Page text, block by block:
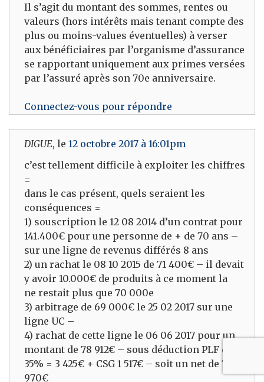
Il s’agit du montant des sommes, rentes ou
valeurs (hors intérêts mais tenant compte des
plus ou moins-values éventuelles) à verser
aux bénéficiaires par l’organisme d’assurance
se rapportant uniquement aux primes versées
par l’assuré après son 70e anniversaire.
Connectez-vous pour répondre
DIGUE, le 12 octobre 2017 à 16:01pm
c’est tellement difficile à exploiter les chiffres
=
dans le cas présent, quels seraient les
conséquences =
1) souscription le 12 08 2014 d’un contrat pour
141.400€ pour une personne de + de 70 ans –
sur une ligne de revenus différés 8 ans
2) un rachat le 08 10 2015 de 71 400€ – il devait
y avoir 10.000€ de produits à ce moment la
ne restait plus que 70 000e
3) arbitrage de 69 000€ le 25 02 2017 sur une
ligne UC –
4) rachat de cette ligne le 06 06 2017 pour un
montant de 78 912€ – sous déduction PLF de
35% = 3 425€ + CSG 1 517€ – soit un net de 73
970€